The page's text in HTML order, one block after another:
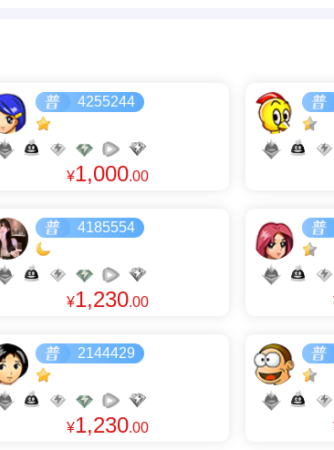
4255244
¥1,000.00
4185554
¥1,230.00
2144429
¥1,230.00